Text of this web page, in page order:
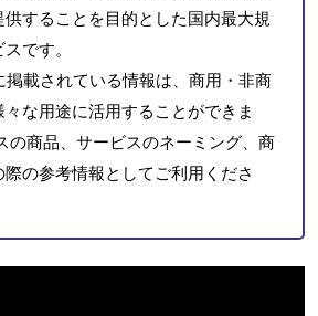
することを目的とした国内最大規
です。
掲載されている情報は、商用・非商
な用途に活用することができま
の商品、サービスのネーミング、商
の参考情報としてご利用くださ